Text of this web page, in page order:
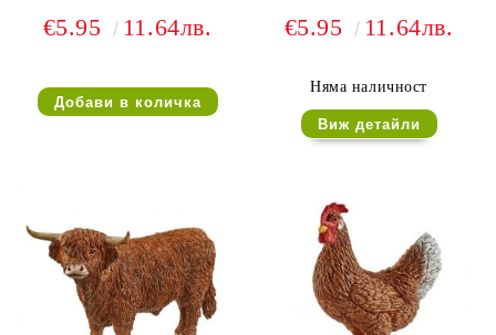
€5.95 11.64лв. €5.95 11.64лв.
Няма наличност
Виж детайли